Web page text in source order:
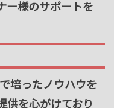
ー様のサポートを
培ったノウハウを
供を心がけており